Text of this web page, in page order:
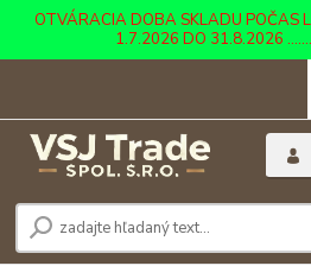
OTVÁRACIA DOBA SKLADU POČAS
1.7.2026 DO 31.8.2026